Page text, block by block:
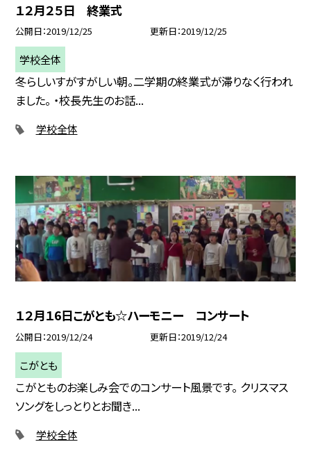
１２月２５日 終業式
公開日 2019/12/25 更新日 2019/12/25
学校全体
冬らしいすがすがしい朝。二学期の終業式が滞りなく行われ
ました。 ・校長先生のお話...
学校全体
１２月１6日こがとも☆ハーモニー コンサート
公開日 2019/12/24 更新日 2019/12/24
こがとも
こがとものお楽しみ会でのコンサート風景です。 クリスマス
ソングをしっとりとお聞き...
学校全体